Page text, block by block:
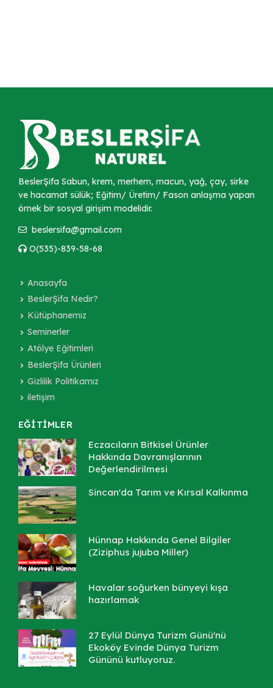
BeslerŞifa Sabun, krem, merhem, macun, yağ, çay, sirke
ve hacamat sülük; Eğitim/ Üretim/ Fason anlaşma yapan
örnek bir sosyal girişim modelidir.
beslersifa@gmail.com
O(535)-839-58-68
Anasayfa
BeslerŞifa Nedir?
Kütüphanemiz
Seminerler
Atölye Eğitimleri
BeslerŞifa Ürünleri
Gizlilik Politikamız
iletişim
EĞİTİMLER
Eczacıların Bitkisel Ürünler
Hakkında Davranışlarının
Değerlendirilmesi
Sincan'da Tarım ve Kırsal Kalkınma
Hünnap Hakkında Genel Bilgiler
(Ziziphus jujuba Miller)
Havalar soğurken bünyeyi kışa
hazırlamak
27 Eylül Dünya Turizm Günü'nü
Ekoköy Evinde Dünya Turizm
Gününü kutluyoruz.